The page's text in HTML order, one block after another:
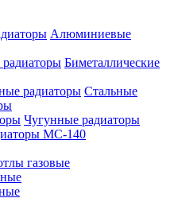
Алюминиевые
Биметаллические
Стальные
Чугунные радиаторы
МС-140
газовые